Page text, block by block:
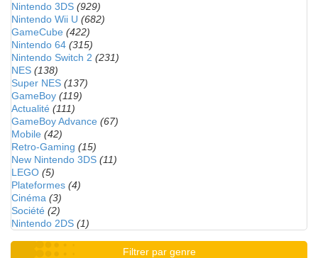
Nintendo 3DS (929)
Nintendo Wii U (682)
GameCube (422)
Nintendo 64 (315)
Nintendo Switch 2 (231)
NES (138)
Super NES (137)
GameBoy (119)
Actualité (111)
GameBoy Advance (67)
Mobile (42)
Retro-Gaming (15)
New Nintendo 3DS (11)
LEGO (5)
Plateformes (4)
Cinéma (3)
Société (2)
Nintendo 2DS (1)
Filtrer par genre